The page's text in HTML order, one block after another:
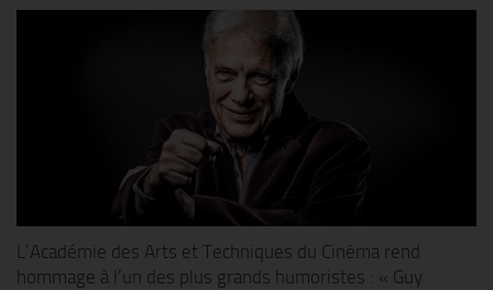
L’Académie des Arts et Techniques du Cinéma rend
hommage à l’un des plus grands humoristes : « Guy